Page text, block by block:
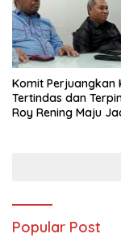
Komit Perjuangkan
Tertindas dan
Roy Rening Maju
Popular Post